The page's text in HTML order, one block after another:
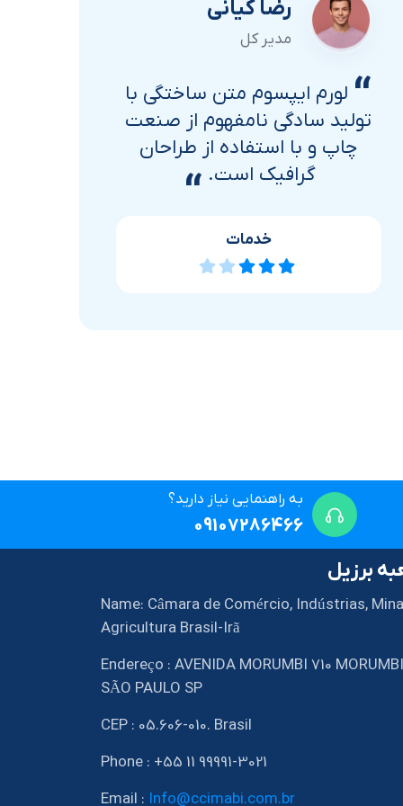
رضا کیانی
مدیر کل
“ لورم ایپسوم متن ساختگی با
تولید سادگی نامفهوم از صنعت
چاپ و با استفاده از طراحان
گرافیک است. “
خدمات
به راهنمایی نیاز دارید؟
09107286466
برزیل
Name: Câmara de Comércio, Indústrias,
Agricultura Brasil-Irã
Endereço : AVENIDA MORUMBI 710
SÃO PAULO SP
CEP : 05.606-010. Brasil
Phone : +55 11 99991-3021
Email : Info@ccimabi.com.br